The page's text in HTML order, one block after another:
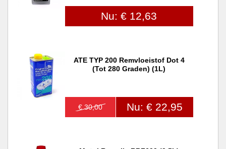
Nu: € 12,63
ATE TYP 200 Remvloeistof Dot 4
(tot 280 Graden) (1L)
€ 30,00 Nu: € 22,95